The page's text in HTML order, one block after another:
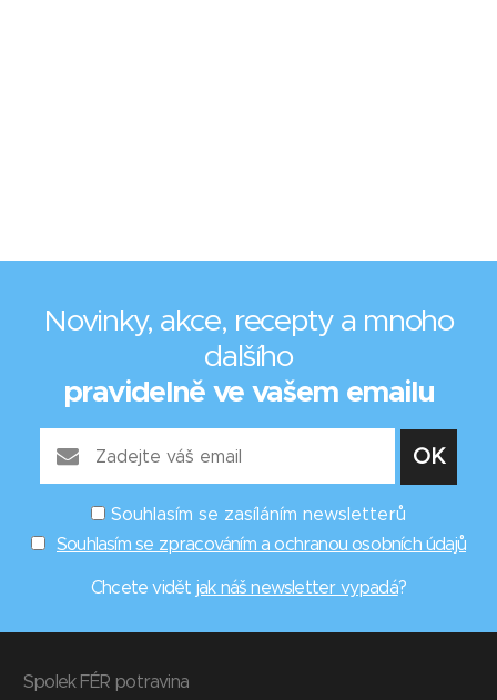
Novinky, akce, recepty a mnoho
dalšího
pravidelně ve vašem emailu
Souhlasím se zasíláním newsletterů
Souhlasím se zpracováním a ochranou osobních údajů
Chcete vidět jak náš newsletter vypadá?
Spolek FÉR potravina